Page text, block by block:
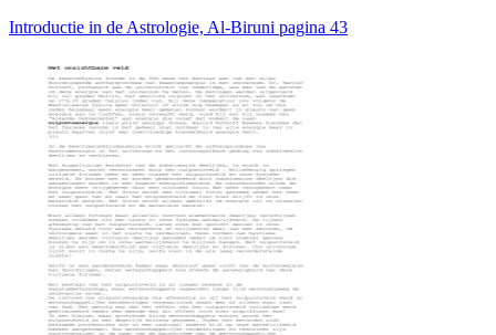
Introductie in de Astrologie, Al-Biruni pagina 43